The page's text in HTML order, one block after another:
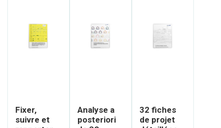
Fixer,
suivre et
Analyse a
posteriori
32 fiches
de projet